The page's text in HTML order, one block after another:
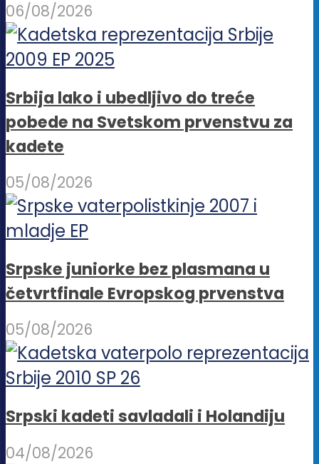
06/08/2026
Srbija lako i ubedljivo do treće
pobede na Svetskom prvenstvu za
kadete
05/08/2026
Srpske juniorke bez plasmana u
četvrtfinale Evropskog prvenstva
05/08/2026
Srpski kadeti savladali i Holandiju
04/08/2026